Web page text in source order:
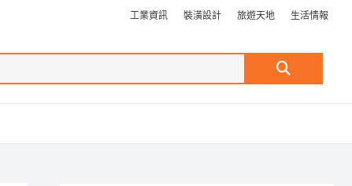
工業資訊 裝潢設計 旅遊天地 生活情報
Search